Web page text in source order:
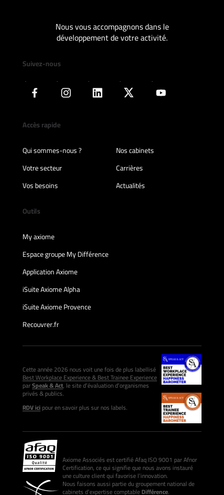
Nous vous accompagnons dans le
développement de votre activité.
Suivez-nous
Accès rapide
Qui sommes-nous ?
Nos cabinets
Votre secteur
Carrières
Vos besoins
Actualités
Outils
My axiome
Espace groupe My Différence
Application Axiome
iSuite Axiome Alpha
iSuite Axiome Provence
Recouvrer.fr
Cette année 2026 nous voit une fois de plus labellisé
Best Workplace Experience & Best Trainee Experience
parSpeak & Act, le site d’évaluation d’organismes
privés & publics.
RDV icipour en savoir plus sur nos labels.
Axiome Associés est certifié Afaq ISO 9001 par Afnor
Certification, ce qui signifie que nous avons instauré
une culture client qui favorise l’innovation.
Nous faisons aussi partie du groupement national de
cabinets d’expertise comptableDifférence.